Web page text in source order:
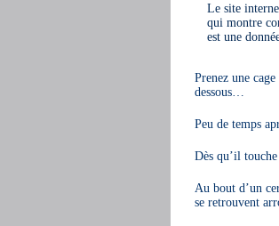
Le site
qui montre
est une
Prenez une
dessous…
Peu de temps
Dès qu’il
Au bout d’un
se retrouvent